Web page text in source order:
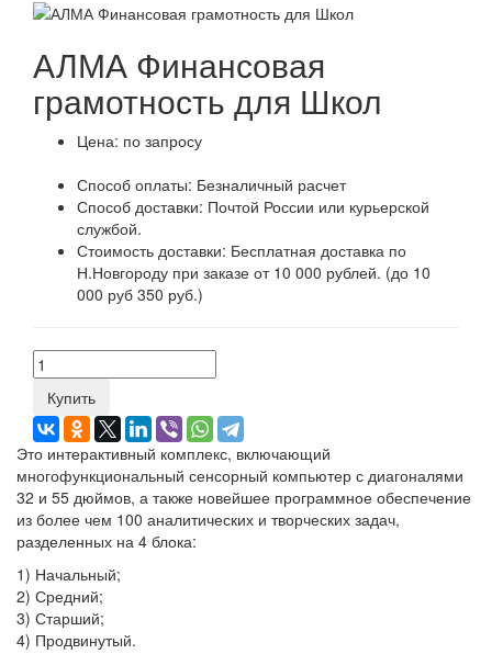
АЛМА Финансовая
грамотность для Школ
Цена: по запросу
Способ оплаты: Безналичный расчет
Способ доставки: Почтой России или курьерской
службой.
Стоимость доставки: Бесплатная доставка по
Н.Новгороду при заказе от 10 000 рублей. (до 10
000 руб 350 руб.)
Купить
Это интерактивный комплекс, включающий
многофункциональный сенсорный компьютер с диагоналями
32 и 55 дюймов, а также новейшее программное обеспечение
из более чем 100 аналитических и творческих задач,
разделенных на 4 блока:
1) Начальный;
2) Средний;
3) Старший;
4) Продвинутый.